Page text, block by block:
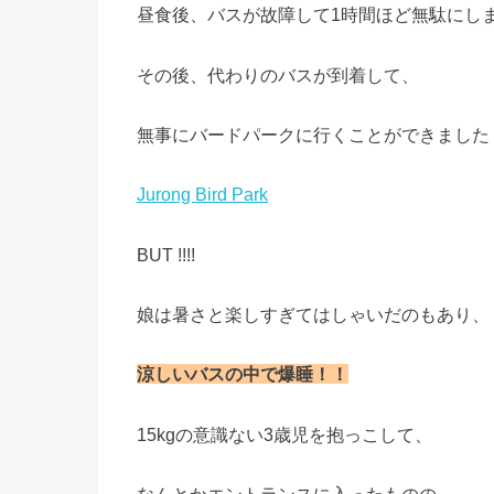
昼食後、バスが故障して1時間ほど無駄にし
その後、代わりのバスが到着して、
無事にバードパークに行くことができました
Jurong Bird Park
BUT !!!!
娘は暑さと楽しすぎてはしゃいだのもあり、
涼しいバスの中で爆睡！！
15kgの意識ない3歳児を抱っこして、